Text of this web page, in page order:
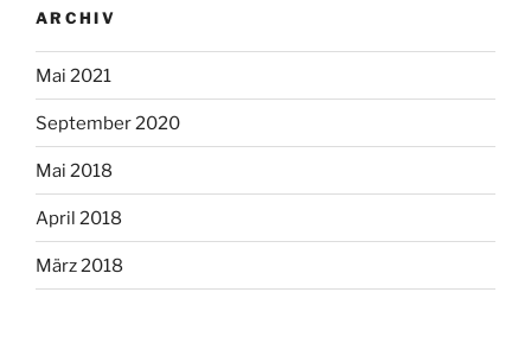
ARCHIV
Mai 2021
September 2020
Mai 2018
April 2018
März 2018